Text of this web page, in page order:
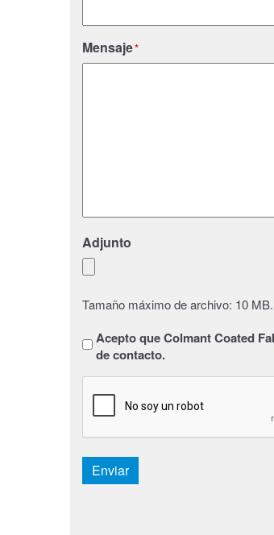
Mensaje*
Adjunto
Tamaño máximo de archivo: 10 MB.
Sans
titre*
Acepto que Colmant Coated
de contacto.
CAPTCHA
Enviar